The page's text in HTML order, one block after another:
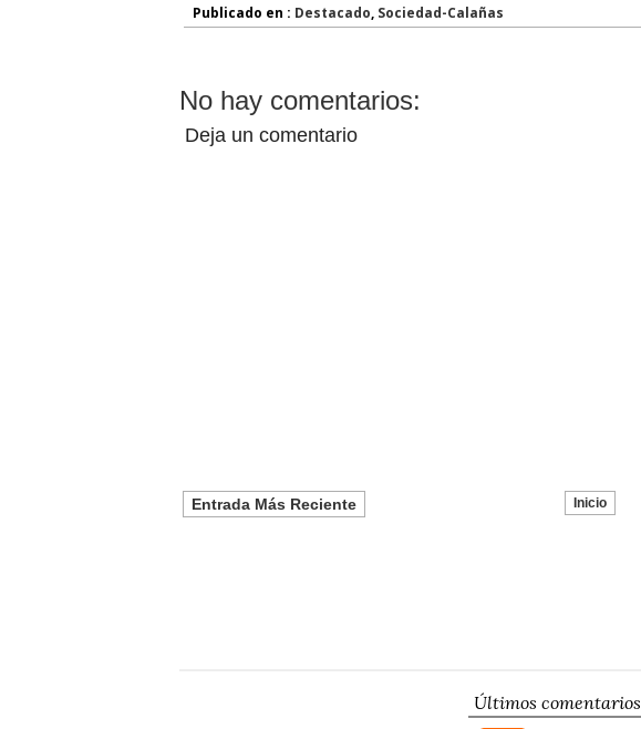
Publicado en : Destacado, Sociedad-Calañas
No hay comentarios:
Deja un comentario
Entrada Más Reciente Inicio
Últimos comentarios